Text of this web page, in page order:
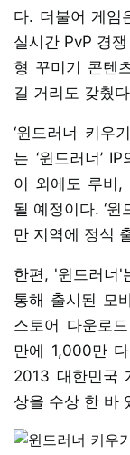
다. 더불어 게임
실시간 PvP 경쟁
형 꾸미기 콘텐
길 거리도 갖췄
‘윈드러너 키우
는 ‘윈드러너’
이 외에도 루비,
될 예정이다. ‘윈
만 지역에 정식
한편, '윈드러너'
통해 출시된 모
스토어 다운로
만에 1,000만
2013 대한민국
상을 수상 한 바